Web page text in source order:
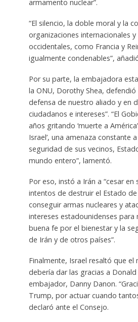
armamento nuclear”.
“El silencio, la doble moral y la
organizaciones internacionales
occidentales, como Francia y
igualmente condenables”,
Por su parte, la embajadora
la ONU, Dorothy Shea, defendió
defensa de nuestro aliado y en
ciudadanos e intereses”. “El
años gritando ‘muerte a
Israel’, una amenaza constante
seguridad de sus vecinos,
mundo entero”, lamentó.
Por eso, instó a Irán a “cesar en
intentos de destruir el Estado
conseguir armas nucleares y
intereses estadounidenses para
buena fe por el bienestar y la
de Irán y de otros países”.
Finalmente, Israel resaltó que el
debería dar las gracias a
embajador, Danny Danon.
Trump, por actuar cuando
declaró ante el Consejo.